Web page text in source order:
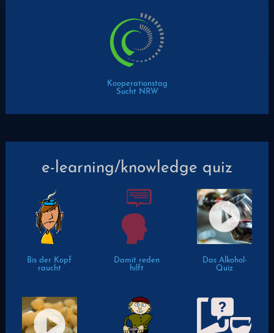
Kooperationstag
Sucht NRW
e-learning/knowledge quiz
Bis der Kopf
raucht
Damit reden
hilft
Das Alkohol-
Quiz